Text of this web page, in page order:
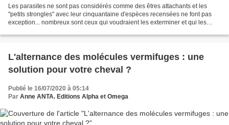
Les parasites ne sont pas considérés comme des êtres attachants et les
"petits strongles" avec leur cinquantaine d'espèces recensées ne font pas
exception... nombreux sont ceux qui voudraient les exterminer et qui les
L'alternance des molécules vermifuges : une
solution pour votre cheval ?
Publié le 16/07/2020 à 05:14
Par Anne ANTA. Editions Alpha et Omega